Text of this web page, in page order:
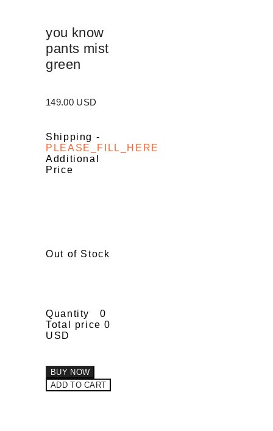
you know
pants mist
green
149.00 USD
Shipping -
PLEASE_FILL_HERE
Additional
Price
Out of Stock
Quantity
0
Total price 0
USD
BUY NOW
ADD TO CART